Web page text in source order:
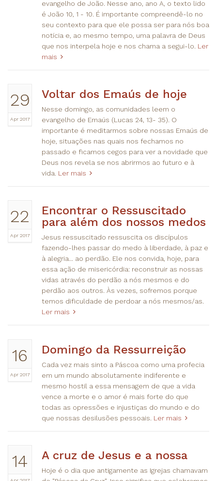
evangelho de João. Nesse ano, ano A, o texto lido
é João 10, 1 - 10. É importante compreendê-lo no
seu contexto para que ele possa ser para nós boa
notícia e, ao mesmo tempo, uma palavra de Deus
que nos interpela hoje e nos chama a segui-lo. Ler
mais
29
Apr 2017
Voltar dos Emaús de hoje
Nesse domingo, as comunidades leem o
evangelho de Emaús (Lucas 24, 13- 35). O
importante é meditarmos sobre nossas Emaús de
hoje, situações nas quais nos fechamos no
passado e ficamos cegos para ver a novidade que
Deus nos revela se nos abrirmos ao futuro e à
vida. Ler mais
22
Apr 2017
Encontrar o Ressuscitado
para além dos nossos medos
Jesus ressuscitado ressuscita os discípulos
fazendo-lhes passar do medo à liberdade, à paz e
à alegria... ao perdão. Ele nos convida, hoje, para
essa ação de misericórdia: reconstruir as nossas
vidas através do perdão a nós mesmos e do
perdão aos outros. Às vezes, sofremos porque
temos dificuldade de perdoar a nós mesmos/as.
Ler mais
16
Apr 2017
Domingo da Ressurreição
Cada vez mais sinto a Páscoa como uma profecia
em um mundo absolutamente indiferente e
mesmo hostil a essa mensagem de que a vida
vence a morte e o amor é mais forte do que
todas as opressões e injustiças do mundo​ e do
que nossas desilusões pessoais. Ler mais
14 A cruz de Jesus e a nossa
Hoje é o dia que antigamente as Igrejas chamavam